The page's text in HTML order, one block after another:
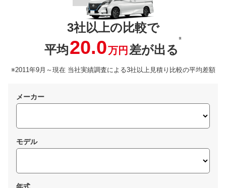
3社以上の比較で
平均20.0万円 差が出る
※
※2011年9月～現在 当社実績調査による3社以上見積り比較の平均差額
メーカー
モデル